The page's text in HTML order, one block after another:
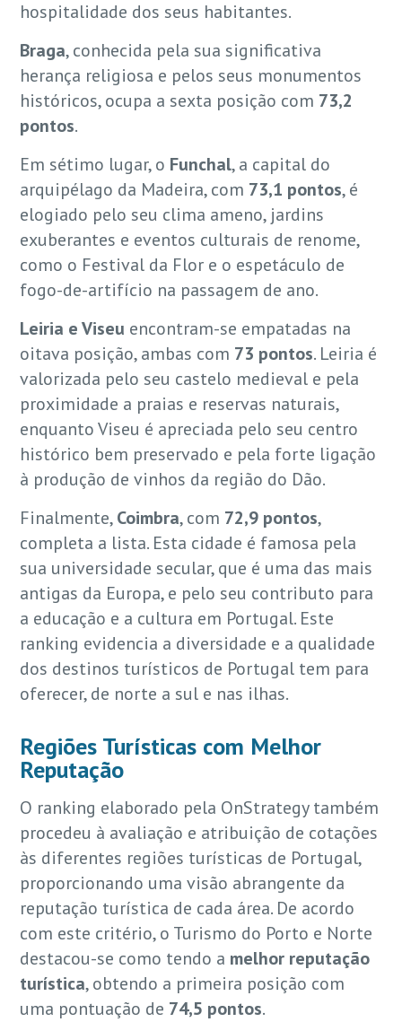
hospitalidade dos seus habitantes.
Braga, conhecida pela sua significativa
herança religiosa e pelos seus monumentos
históricos, ocupa a sexta posição com 73,2
pontos.
Em sétimo lugar, o Funchal, a capital do
arquipélago da Madeira, com 73,1 pontos, é
elogiado pelo seu clima ameno, jardins
exuberantes e eventos culturais de renome,
como o Festival da Flor e o espetáculo de
fogo-de-artifício na passagem de ano.
Leiria e Viseu encontram-se empatadas na
oitava posição, ambas com 73 pontos. Leiria é
valorizada pelo seu castelo medieval e pela
proximidade a praias e reservas naturais,
enquanto Viseu é apreciada pelo seu centro
histórico bem preservado e pela forte ligação
à produção de vinhos da região do Dão.
Finalmente,Coimbra, com 72,9 pontos,
completa a lista. Esta cidade é famosa pela
sua universidade secular, que é uma das mais
antigas da Europa, e pelo seu contributo para
a educação e a cultura em Portugal. Este
ranking evidencia a diversidade e a qualidade
dos destinos turísticos de Portugal tem para
oferecer, de norte a sul e nas ilhas.
Regiões Turísticas com Melhor
Reputação
O ranking elaborado pela OnStrategy também
procedeu à avaliação e atribuição de cotações
às diferentes regiões turísticas de Portugal,
proporcionando uma visão abrangente da
reputação turística de cada área. De acordo
com este critério, o Turismo do Porto e Norte
destacou-se como tendo a melhor reputação
turística, obtendo a primeira posição com
uma pontuação de 74,5 pontos.